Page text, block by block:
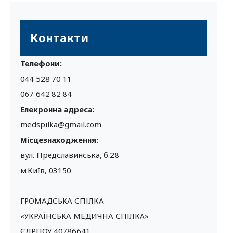
Контакти
Телефони:
044 528 70 11
067 642 82 84
Елекронна адреса:
medspilka@gmail.com
Місцезнаходження:
вул. Предславинська, б.28
м.Київ, 03150
ГРОМАДСЬКА СПІЛКА
«УКРАЇНСЬКА МЕДИЧНА СПІЛКА»
ЄДРПОУ 40786641